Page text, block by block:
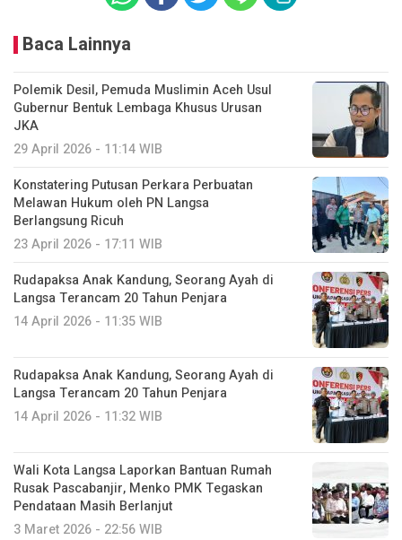
Baca Lainnya
Polemik Desil, Pemuda Muslimin Aceh Usul
Gubernur Bentuk Lembaga Khusus Urusan
JKA
29 April 2026 - 11:14 WIB
Konstatering Putusan Perkara Perbuatan
Melawan Hukum oleh PN Langsa
Berlangsung Ricuh
23 April 2026 - 17:11 WIB
Rudapaksa Anak Kandung, Seorang Ayah di
Langsa Terancam 20 Tahun Penjara
14 April 2026 - 11:35 WIB
Rudapaksa Anak Kandung, Seorang Ayah di
Langsa Terancam 20 Tahun Penjara
14 April 2026 - 11:32 WIB
Wali Kota Langsa Laporkan Bantuan Rumah
Rusak Pascabanjir, Menko PMK Tegaskan
Pendataan Masih Berlanjut
3 Maret 2026 - 22:56 WIB